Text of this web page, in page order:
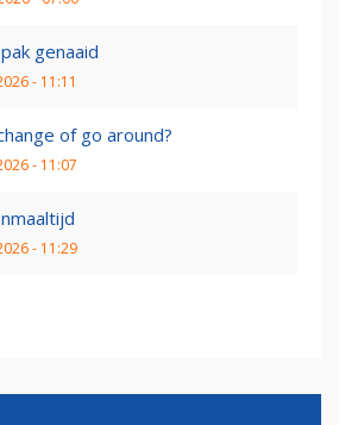
genaaid
- 11:11
of go around?
- 11:07
- 11:29